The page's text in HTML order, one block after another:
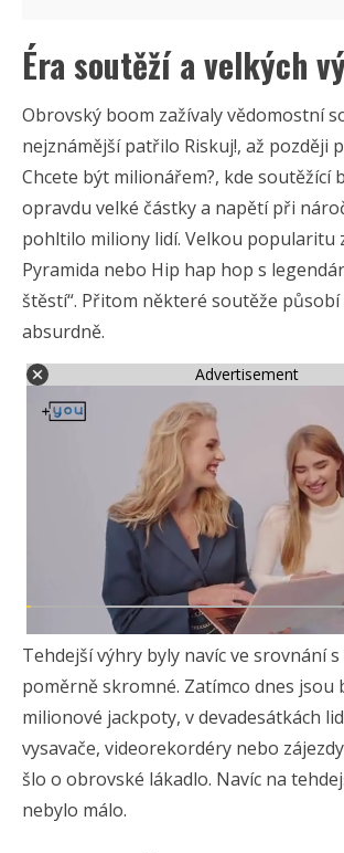
Éra soutěží a velkých
Obrovský boom zažívaly vědomostní
nejznámější patřilo Riskuj!, až později
Chcete být milionářem?, kde soutěžící
opravdu velké částky a napětí při
pohltilo miliony lidí. Velkou popularitu
Pyramida nebo Hip hap hop s
štěstí“. Přitom některé soutěže působí
absurdně.
Advertisement
Tehdejší výhry byly navíc ve srovnání
poměrně skromné. Zatímco dnes jsou
milionové jackpoty, v devadesátkách
vysavače, videorekordéry nebo
šlo o obrovské lákadlo. Navíc na
nebylo málo.